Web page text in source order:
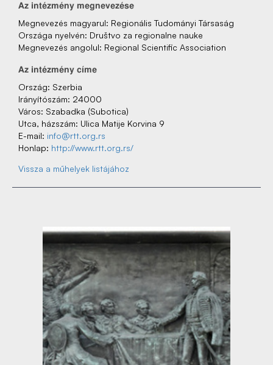
Az‌ intézmény‌ megnevezése
Megnevezés‌ magyarul: Regionális Tudományi Társaság
Országa nyelvén: Društvo za regionalne nauke
Megnevezés‌ angolul: Regional Scientific Association
Az‌ intézmény‌ címe
Ország: Szerbia
Irányítószám: 24000
Város: Szabadka (Subotica)
Utca, házszám: Ulica Matije Korvina 9
E-mail: info@rtt.org.rs
Honlap: http://www.rtt.org.rs/
Vissza a műhelyek listájához